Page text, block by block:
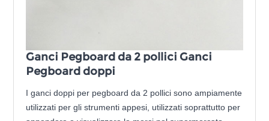
Ganci Pegboard da 2 pollici Ganci
Pegboard doppi
I ganci doppi per pegboard da 2 pollici sono ampiamente
utilizzati per gli strumenti appesi, utilizzati soprattutto per